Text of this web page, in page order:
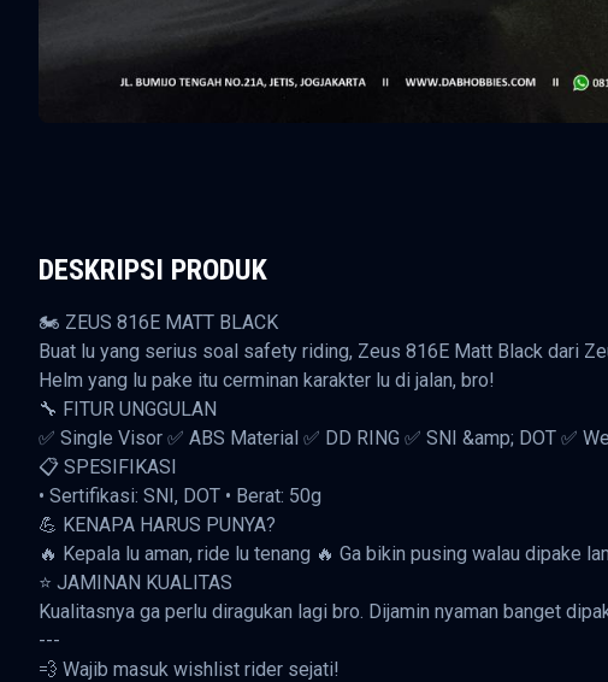
DESKRIPSI PRODUK
🏍️ ZEUS 816E MATT BLACK
Buat lu yang serius soal safety riding, Zeus 816E Matt Black dari
Helm yang lu pake itu cerminan karakter lu di jalan, bro!
🔧 FITUR UNGGULAN
✅ Single Visor ✅ ABS Material ✅ DD RING ✅ SNI &amp; DOT ✅
📋 SPESIFIKASI
• Sertifikasi: SNI, DOT • Berat: 50g
💪 KENAPA HARUS PUNYA?
🔥 Kepala lu aman, ride lu tenang 🔥 Ga bikin pusing walau dipake
⭐ JAMINAN KUALITAS
Kualitasnya ga perlu diragukan lagi bro. Dijamin nyaman banget
---
💨 Wajib masuk wishlist rider sejati!